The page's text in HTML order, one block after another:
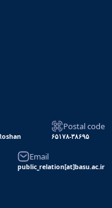
Postal code
۶۵۱۷۸-۳۸۶۹۵
Email
public_relation[at]basu.ac.ir